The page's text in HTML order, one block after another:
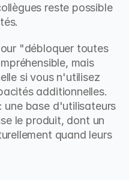
reste possible
"débloquer toutes
mais
si vous n'utilisez
additionnelles.
une base d'utilisateurs
le produit, dont un
quand leurs